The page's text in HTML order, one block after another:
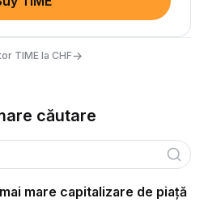
TIME la CHF→
căutare
mare capitalizare de piață